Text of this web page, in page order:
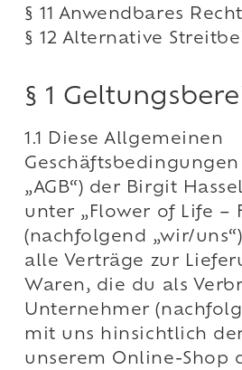
§ 11 Anwendbares Recht
§ 12 Alternative
§ 1
1.1 Diese Allgemeinen
„AGB“) der Birgit
unter „Flower of Life –
(nachfolgend „wir/
alle Verträge zur
Waren, die du als
Unternehmer
mit uns hinsichtlich
unserem Online-Shop